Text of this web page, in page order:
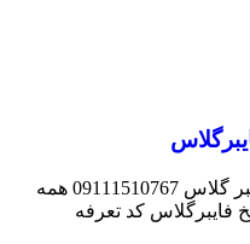
تعرفه حقوق گمرکی ترخیص نخ فایبر گلاس 09111510767 همه
فایبرگلاس کد تعرفه